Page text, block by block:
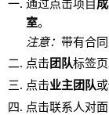
通过点击项目
室。
注意： 带有合
点击 团队标签页
点击业主团队或
点击联系人对